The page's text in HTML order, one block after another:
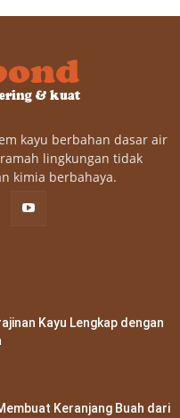
kayu berbahan dasar air
lingkungan tidak
kimia berbahaya.
Kayu Lengkap dengan
Keranjang Buah dari